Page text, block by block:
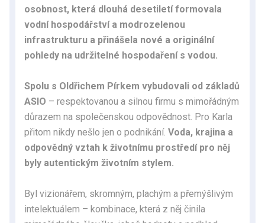
osobnost, která dlouhá desetiletí formovala
vodní hospodářství a modrozelenou
infrastrukturu a přinášela nové a originální
pohledy na udržitelné hospodaření s vodou.
Spolu s Oldřichem Pírkem vybudovali od základů
ASIO – respektovanou a silnou firmu s mimořádným
důrazem na společenskou odpovědnost. Pro Karla
přitom nikdy nešlo jen o podnikání. Voda, krajina a
odpovědný vztah k životnímu prostředí pro něj
byly autentickým životním stylem.
Byl vizionářem, skromným, plachým a přemýšlivým
intelektuálem – kombinace, která z něj činila